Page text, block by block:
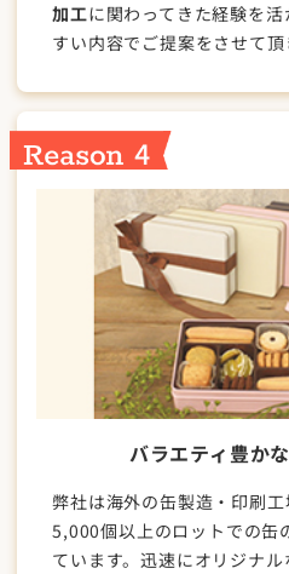
加工に関わってきた経験を
すい内容でご提案をさせて頂
バラエティ豊か
弊社は海外の缶製造・印刷工
5,000個以上のロットでの缶
ています。迅速にオリジナ